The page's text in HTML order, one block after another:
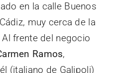
en la calle Buenos
muy cerca de la
frente del negocio
Ramos,
(italiano de Galipoli)